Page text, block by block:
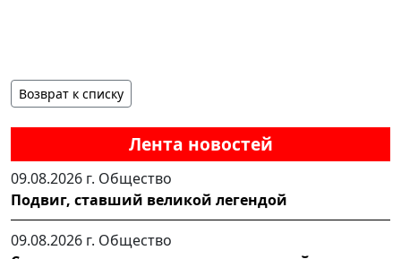
Лента новостей
09.08.2026 г. Общество
Подвиг, ставший великой легендой
09.08.2026 г. Общество
Возврат к списку